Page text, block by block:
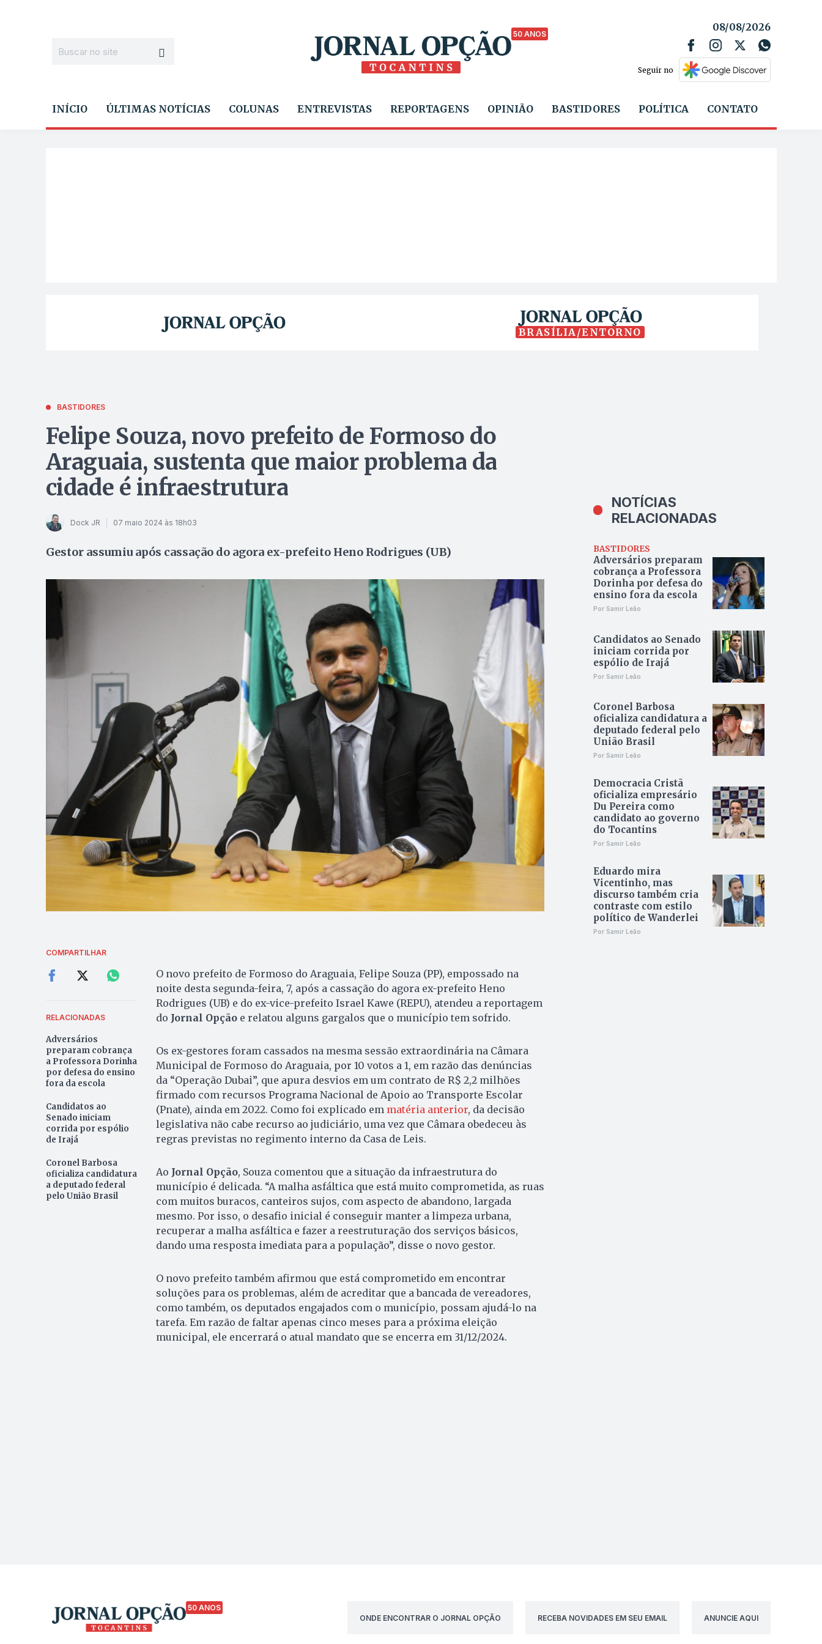
50 ANOS
08/08/2026
Seguir no
INÍCIO ÚLTIMAS NOTÍCIAS COLUNAS ENTREVISTAS REPORTAGENS OPINIÃO BASTIDORES POLÍTICA CONTATO
BRASÍLIA/ENTORNO
BASTIDORES
Felipe Souza, novo prefeito de Formoso do
Araguaia, sustenta que maior problema da
cidade é infraestrutura
Dock JR 07 maio 2024 às 18h03
Gestor assumiu após cassação do agora ex-prefeito Heno Rodrigues (UB)
COMPARTILHAR
RELACIONADAS
Adversários
preparam cobrança
a Professora Dorinha
por defesa do ensino
fora da escola
Candidatos ao
Senado iniciam
corrida por espólio
de Irajá
Coronel Barbosa
oficializa candidatura
a deputado federal
pelo União Brasil
O novo prefeito de Formoso do Araguaia, Felipe Souza (PP), empossado na
noite desta segunda-feira, 7, após a cassação do agora ex-prefeito Heno
Rodrigues (UB) e do ex-vice-prefeito Israel Kawe (REPU), atendeu a reportagem
do Jornal Opçãoe relatou alguns gargalos que o município tem sofrido.
Os ex-gestores foram cassados na mesma sessão extraordinária na Câmara
Municipal de Formoso do Araguaia, por 10 votos a 1, em razão das denúncias
da “Operação Dubai”, que apura desvios em um contrato de R$ 2,2 milhões
firmado com recursos Programa Nacional de Apoio ao Transporte Escolar
(Pnate), ainda em 2022. Como foi explicado em matéria anterior, da decisão
legislativa não cabe recurso ao judiciário, uma vez que Câmara obedeceu às
regras previstas no regimento interno da Casa de Leis.
Ao Jornal Opção, Souza comentou que a situação da infraestrutura do
município é delicada. “A malha asfáltica que está muito comprometida, as ruas
com muitos buracos, canteiros sujos, com aspecto de abandono, largada
mesmo. Por isso, o desafio inicial é conseguir manter a limpeza urbana,
recuperar a malha asfáltica e fazer a reestruturação dos serviços básicos,
dando uma resposta imediata para a população”, disse o novo gestor.
O novo prefeito também afirmou que está comprometido em encontrar
soluções para os problemas, além de acreditar que a bancada de vereadores,
como também, os deputados engajados com o município, possam ajudá-lo na
tarefa. Em razão de faltar apenas cinco meses para a próxima eleição
municipal, ele encerrará o atual mandato que se encerra em 31/12/2024.
NOTÍCIAS
RELACIONADAS
BASTIDORES
Adversários preparam
cobrança a Professora
Dorinha por defesa do
ensino fora da escola
Por Samir Leão
Candidatos ao Senado
iniciam corrida por
espólio de Irajá
Por Samir Leão
Coronel Barbosa
oficializa candidatura a
deputado federal pelo
União Brasil
Por Samir Leão
Democracia Cristã
oficializa empresário
Du Pereira como
candidato ao governo
do Tocantins
Por Samir Leão
Eduardo mira
Vicentinho, mas
discurso também cria
contraste com estilo
político de Wanderlei
Por Samir Leão
50 ANOS
ONDE ENCONTRAR O JORNAL OPÇÃO
RECEBA NOVIDADES EM SEU EMAIL ANUNCIE AQUI